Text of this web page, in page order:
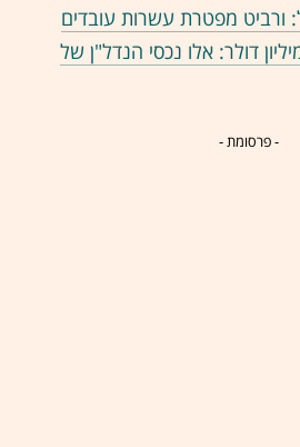
מפטרת עשרות עובדים
בעלות של 55 מיליון דולר: אלו נכסי הנדל"ן של
- פרסומת -